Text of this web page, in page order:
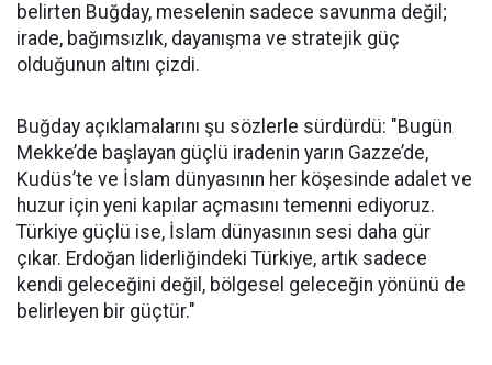
belirten Buğday, meselenin sadece savunma değil;
irade, bağımsızlık, dayanışma ve stratejik güç
olduğunun altını çizdi.
Buğday açıklamalarını şu sözlerle sürdürdü: "Bugün
Mekke’de başlayan güçlü iradenin yarın Gazze’de,
Kudüs’te ve İslam dünyasının her köşesinde adalet ve
huzur için yeni kapılar açmasını temenni ediyoruz.
Türkiye güçlü ise, İslam dünyasının sesi daha gür
çıkar. Erdoğan liderliğindeki Türkiye, artık sadece
kendi geleceğini değil, bölgesel geleceğin yönünü de
belirleyen bir güçtür."